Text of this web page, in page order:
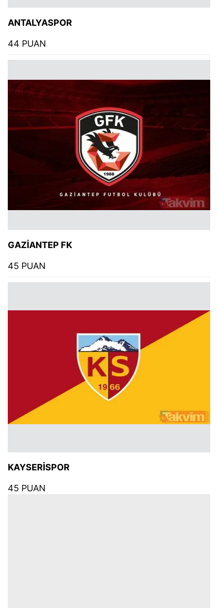
ANTALYASPOR
44 PUAN
GAZİANTEP FK
45 PUAN
KAYSERİSPOR
45 PUAN